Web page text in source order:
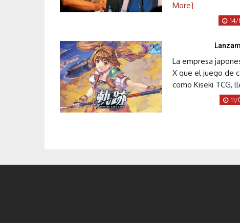
More]
La empresa
X que el juego de
como Kiseki TCG,